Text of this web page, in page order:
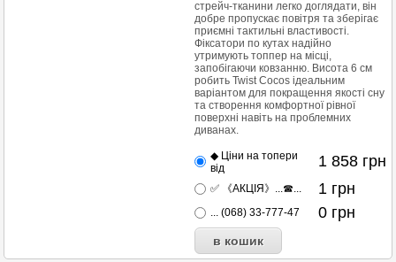
стрейч-тканини легко доглядати, він
добре пропускає повітря та зберігає
приємні тактильні властивості.
Фіксатори по кутах надійно
утримують топпер на місці,
запобігаючи ковзанню. Висота 6 см
робить Twist Cocos ідеальним
варіантом для покращення якості сну
та створення комфортної рівної
поверхні навіть на проблемних
диванах.
◆ Ціни на топери
від
1 858 грн
✅ 《АКЦІЯ》...☎... 1 грн
... (068) 33-777-47 0 грн